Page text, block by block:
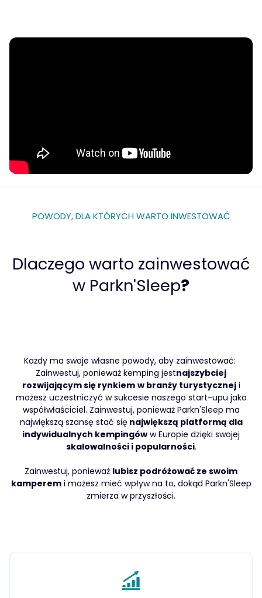
POWODY, DLA KTÓRYCH WARTO INWESTOWAĆ
Dlaczego warto zainwestować
w Parkn'Sleep?
Każdy ma swoje własne powody, aby zainwestować: ‍
Zainwestuj, ponieważ kemping jestnajszybciej
rozwijającym się rynkiem w branży turystyczneji
możesz uczestniczyć w sukcesie naszego start-upu jako
współwłaściciel. Zainwestuj, ponieważ Parkn'Sleep ma
największą szansę stać się największą platformą dla
indywidualnych kempingów w Europie dzięki swojej
skalowalności i popularności.
Zainwestuj, ponieważ lubisz podróżować ze swoim
kamperemi możesz mieć wpływ na to, dokąd Parkn'Sleep
zmierza w przyszłości.